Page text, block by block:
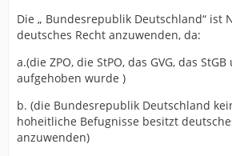
Die „ Bundesrepublik Deutschland“ ist
deutsches Recht anzuwenden, da:
a.(die ZPO, die StPO, das GVG, das
aufgehoben wurde )
b. (die Bundesrepublik Deutschland
hoheitliche Befugnisse besitzt
anzuwenden)